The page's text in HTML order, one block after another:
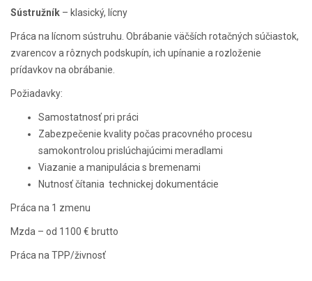
Sústružník – klasický, lícny
Práca na lícnom sústruhu. Obrábanie väčších rotačných súčiastok,
zvarencov a rôznych podskupín, ich upínanie a rozloženie
prídavkov na obrábanie.
Požiadavky:
Samostatnosť pri práci
Zabezpečenie kvality počas pracovného procesu
samokontrolou prislúchajúcimi meradlami
Viazanie a manipulácia s bremenami
Nutnosť čítania technickej dokumentácie
Práca na 1 zmenu
Mzda – od 1100 € brutto
Práca na TPP/živnosť